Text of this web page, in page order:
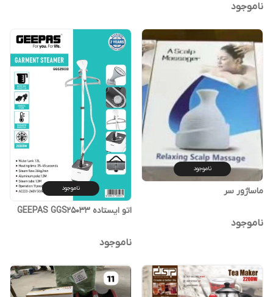
ناموجود
ناموجود
ماساژور سر
ناموجود
ناموجود
اتو ایستاده GEEPAS GGS25033
ناموجود